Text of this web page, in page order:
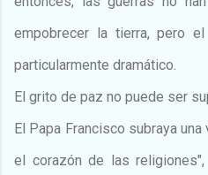
empobrecer la tierra, pero
particularmente dramático.
El grito de paz no puede ser
El Papa Francisco subraya
el corazón de las